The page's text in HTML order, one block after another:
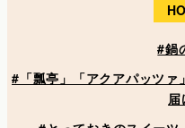
#鍋
#「瓢亭」「アクアパッツァ
届